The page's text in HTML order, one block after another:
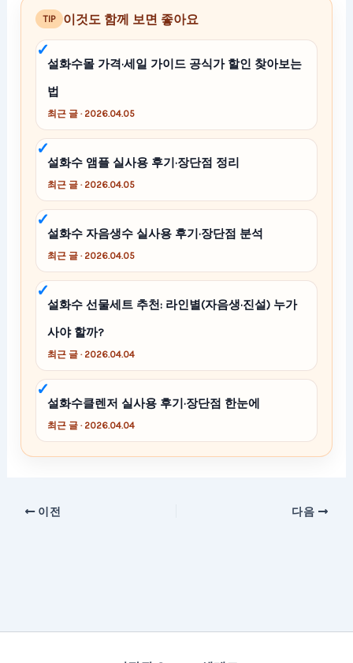
TIP 이것도 함께 보면 좋아요
설화수몰 가격·세일 가이드 공식가 할인 찾아보는
법
최근 글 · 2026.04.05
설화수 앰플 실사용 후기·장단점 정리
최근 글 · 2026.04.05
설화수 자음생수 실사용 후기·장단점 분석
최근 글 · 2026.04.05
설화수 선물세트 추천: 라인별(자음생·진설) 누가
사야 할까?
최근 글 · 2026.04.04
설화수클렌저 실사용 후기·장단점 한눈에
최근 글 · 2026.04.04
이전 다음